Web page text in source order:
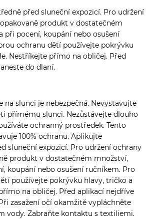
před sluneční expozicí. Pro udržení
produkt v dostatečném
při pocení, koupání nebo osušení
ochranu dětí používejte pokrývku
Nestříkejte přímo na obličej. Před
do dlaní.
na slunci je nebezpečná. Nevystavujte
přímému slunci. Nezůstávejte dlouho
ochranný prostředek. Tento
100% ochranu. Aplikujte
sluneční expozicí. Pro udržení ochrany
produkt v dostatečném množství,
koupání nebo osušení ručníkem. Pro
používejte pokrývku hlavy, tričko a
na obličej. Před aplikací nejdříve
zasažení očí okamžitě vypláchněte
vody. Zabraňte kontaktu s textiliemi.